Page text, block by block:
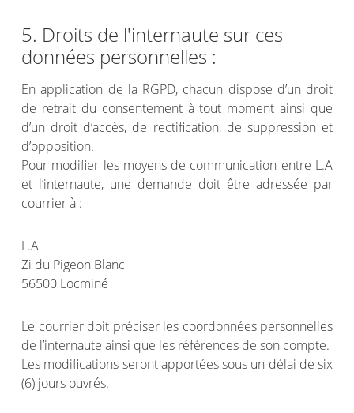
5. Droits de l'internaute sur ces
données personnelles :
En application de la RGPD, chacun dispose d’un droit
de retrait du consentement à tout moment ainsi que
d’un droit d’accès, de rectification, de suppression et
d’opposition.
Pour modifier les moyens de communication entre L.A
et l’internaute, une demande doit être adressée par
courrier à :
L.A
Zi du Pigeon Blanc
56500 Locminé
Le courrier doit préciser les coordonnées personnelles
de l’internaute ainsi que les références de son compte.
Les modifications seront apportées sous un délai de six
(6) jours ouvrés.